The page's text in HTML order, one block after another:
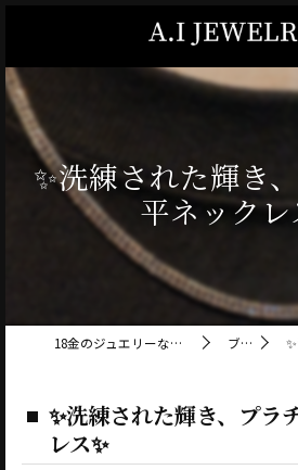
✨洗練された輝き
平ネックレ
18金のジュエリーならA.I JEWELRIES ブログ ✨
✨洗練された輝き、プラ
レス✨